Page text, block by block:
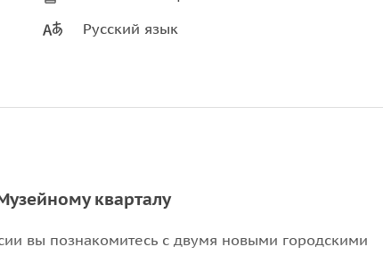
Русский язык
кварталу
вы познакомитесь с двумя новыми городскими